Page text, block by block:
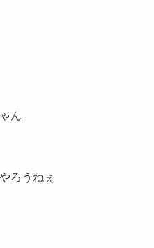
ん
ろうねぇ